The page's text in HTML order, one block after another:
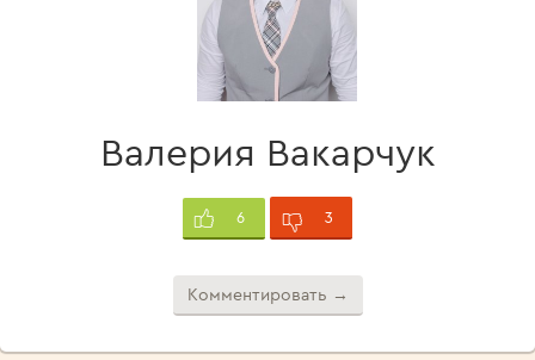
Валерия Вакарчук
6 3
Комментировать →